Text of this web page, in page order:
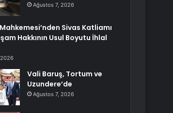
Ağustos 7, 2026
Sivas Katliamı
Hakkının Usul Boyutu İhlal
Vali Baruş, Tortum ve
Uzundere’de
Ağustos 7, 2026